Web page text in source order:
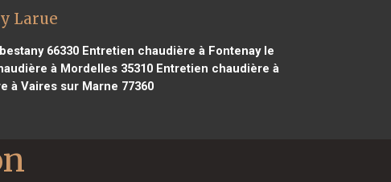
Larue
66330Entretien chaudière à Fontenay le
à Mordelles 35310Entretien chaudière à
à Vaires sur Marne 77360